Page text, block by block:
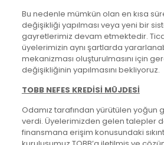
Bu nedenle mümkün olan en kısa
değişikliği yapılması veya yeni bir
gayretlerimiz devam etmektedir.
üyelerimizin aynı şartlarda
mekanizması oluşturulmasını için
değişikliğinin yapılmasını bekliyoruz.
TOBB NEFES KREDİSİ MÜJDESİ
Odamız tarafından yürütülen yoğun
verdi. Üyelerimizden gelen talepler
finansmana erişim konusundaki